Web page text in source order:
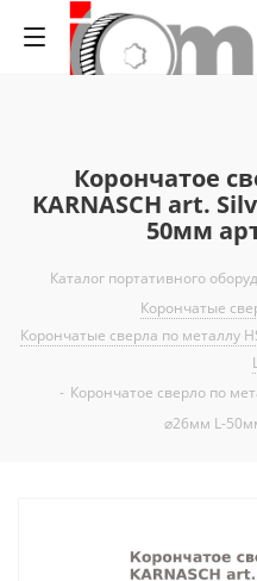
Корончатое
KARNASCH art.
50мм
Каталог портативного
Корончатые
Корончатые сверла по металлу
- Корончатое сверло по
⌀26мм L-